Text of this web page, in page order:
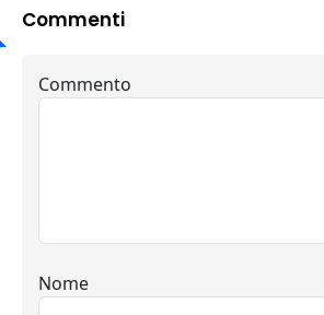
Commenti